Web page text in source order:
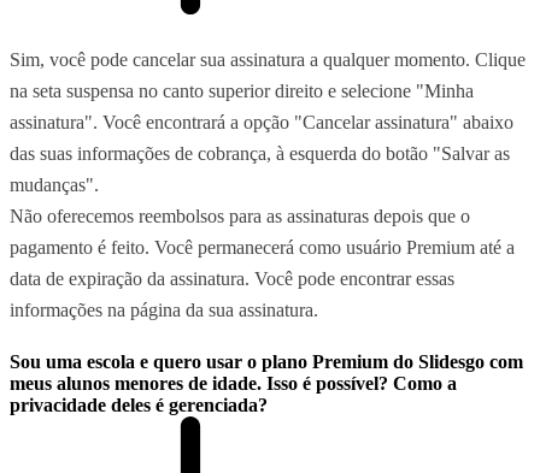
Sim, você pode cancelar sua assinatura a qualquer momento. Clique
na seta suspensa no canto superior direito e selecione "Minha
assinatura". Você encontrará a opção "Cancelar assinatura" abaixo
das suas informações de cobrança, à esquerda do botão "Salvar as
mudanças".
Não oferecemos reembolsos para as assinaturas depois que o
pagamento é feito. Você permanecerá como usuário Premium até a
data de expiração da assinatura. Você pode encontrar essas
informações na página da sua assinatura.
Sou uma escola e quero usar o plano Premium do Slidesgo com
meus alunos menores de idade. Isso é possível? Como a
privacidade deles é gerenciada?